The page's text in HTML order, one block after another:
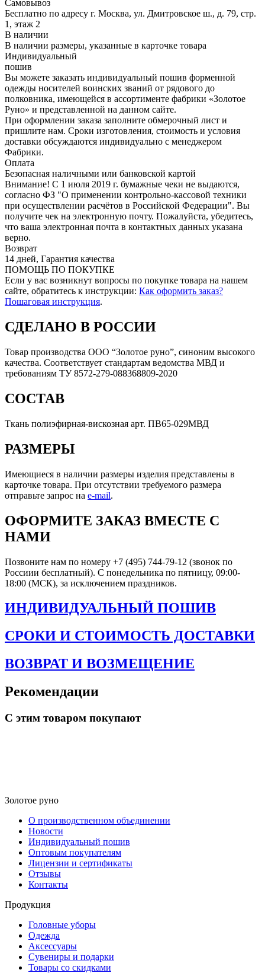
Самовывоз
Бесплатно по адресу г. Москва, ул. Дмитровское ш., д. 79, стр.
1, этаж 2
В наличии
В наличии размеры, указанные в карточке товара
Индивидуальный
пошив
Вы можете заказать индивидуальный пошив форменной
одежды носителей воинских званий от рядового до
полковника, имеющейся в ассортименте фабрики «Золотое
Руно» и представленной на данном сайте.
При оформлении заказа заполните обмерочный лист и
пришлите нам. Сроки изготовления, стоимость и условия
доставки обсуждаются индивидуально с менеджером
Фабрики.
Оплата
Безопасная наличными или банковской картой
Внимание! С 1 июля 2019 г. бумажные чеки не выдаются,
согласно ФЗ "О применении контрольно-кассовой техники
при осуществлении расчётов в Российской Федерации". Вы
получите чек на электронную почту. Пожалуйста, убедитесь,
что ваша электронная почта в контактных данных указана
верно.
Возврат
14 дней, Гарантия качества
ПОМОЩЬ ПО ПОКУПКЕ
Если у вас возникнут вопросы по покупке товара на нашем
сайте, обратитесь к инструкции: Как оформить заказ?
Пошаговая инструкция.
СДЕЛАНО В РОССИИ
Товар производства ООО “Золотое руно”, синоним высокого
качества. Соответствует стандартам ведомства МВД и
требованиям ТУ 8572-279-088368809-2020
СОСТАВ
Ткань полиэфирная-вискозная арт. ПВ65-029МВД
РАЗМЕРЫ
Имеющиеся в наличии размеры изделия представлены в
карточке товара. При отсутствии требуемого размера
отправьте запрос на e-mail.
ОФОРМИТЕ ЗАКАЗ ВМЕСТЕ С
НАМИ
Позвоните нам по номеру +7 (495) 744-79-12 (звонок по
Россиии бесплатный). С понедельника по пятницу, 09:00-
18:00 (МСК), за исключением праздников.
ИНДИВИДУАЛЬНЫЙ ПОШИВ
СРОКИ И СТОИМОСТЬ ДОСТАВКИ
ВОЗВРАТ И ВОЗМЕЩЕНИЕ
Рекомендации
С этим товаром покупают
Золотое руно
О производственном объединении
Новости
Индивидуальный пошив
Оптовым покупателям
Лицензии и сертификаты
Отзывы
Контакты
Продукция
Головные уборы
Одежда
Аксессуары
Сувениры и подарки
Товары со скидками